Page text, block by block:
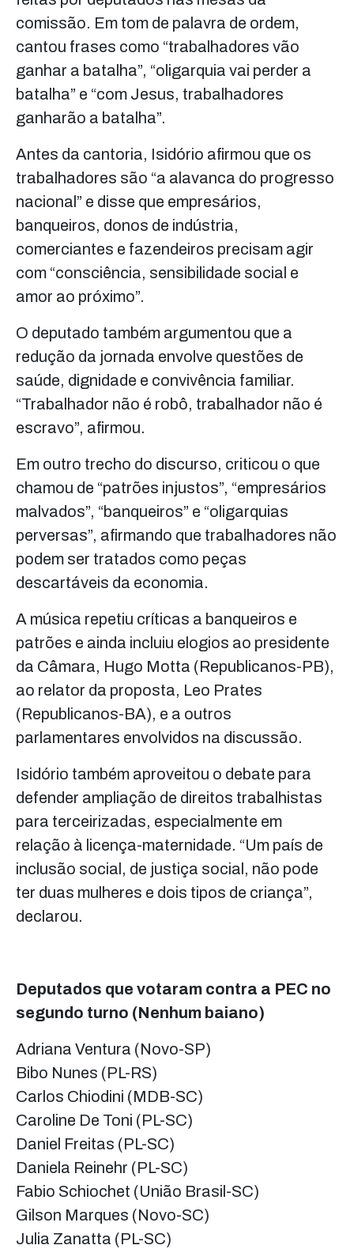
comissão. Em tom de palavra de ordem,
cantou frases como “trabalhadores vão
ganhar a batalha”, “oligarquia vai perder a
batalha” e “com Jesus, trabalhadores
ganharão a batalha”.
Antes da cantoria, Isidório afirmou que os
trabalhadores são “a alavanca do progresso
nacional” e disse que empresários,
banqueiros, donos de indústria,
comerciantes e fazendeiros precisam agir
com “consciência, sensibilidade social e
amor ao próximo”.
O deputado também argumentou que a
redução da jornada envolve questões de
saúde, dignidade e convivência familiar.
“Trabalhador não é robô, trabalhador não é
escravo”, afirmou.
Em outro trecho do discurso, criticou o que
chamou de “patrões injustos”, “empresários
malvados”, “banqueiros” e “oligarquias
perversas”, afirmando que trabalhadores não
podem ser tratados como peças
descartáveis da economia.
A música repetiu críticas a banqueiros e
patrões e ainda incluiu elogios ao presidente
da Câmara, Hugo Motta (Republicanos-PB),
ao relator da proposta, Leo Prates
(Republicanos-BA), e a outros
parlamentares envolvidos na discussão.
Isidório também aproveitou o debate para
defender ampliação de direitos trabalhistas
para terceirizadas, especialmente em
relação à licença-maternidade. “Um país de
inclusão social, de justiça social, não pode
ter duas mulheres e dois tipos de criança”,
declarou.
Deputados que votaram contra a PEC no
segundo turno (Nenhum baiano)
Adriana Ventura (Novo-SP)
Bibo Nunes (PL-RS)
Carlos Chiodini (MDB-SC)
Caroline De Toni (PL-SC)
Daniel Freitas (PL-SC)
Daniela Reinehr (PL-SC)
Fabio Schiochet (União Brasil-SC)
Gilson Marques (Novo-SC)
Julia Zanatta (PL-SC)